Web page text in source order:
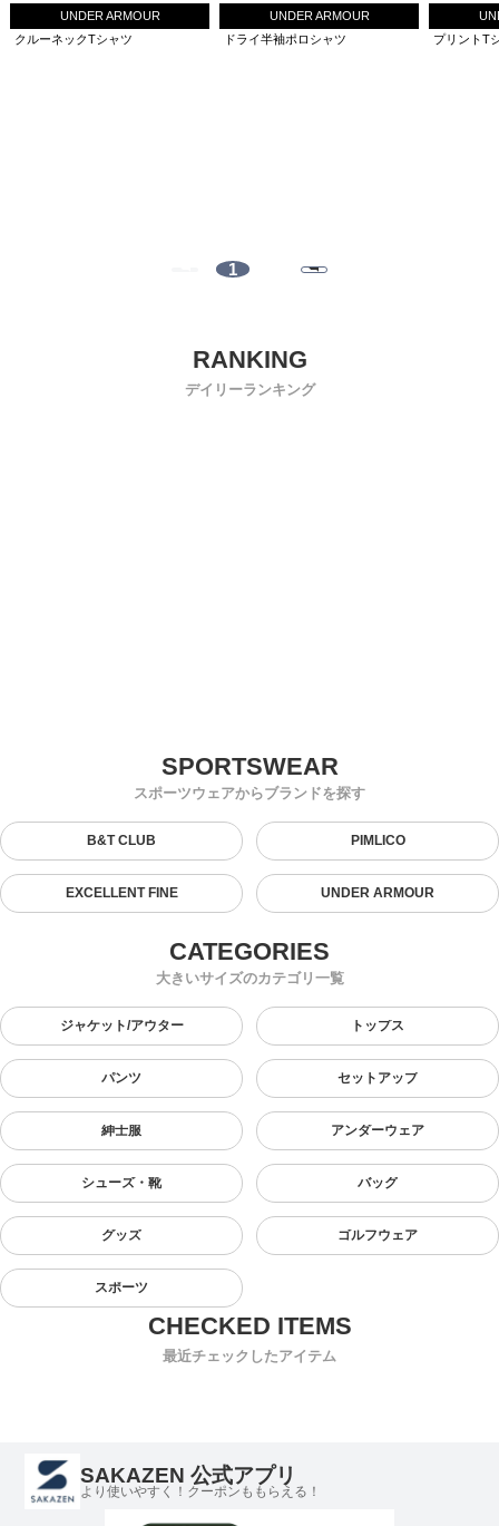
UNDER ARMOUR
クルーネックTシャツ
UNDER ARMOUR
ドライ半袖ポロシャツ
プリントT
1
デイリーランキング
スポーツウェアからブランドを探す
B&T CLUB PIMLICO
EXCELLENT FINE UNDER ARMOUR
大きいサイズのカテゴリ一覧
ジャケット/アウター トップス
パンツ セットアップ
紳士服 アンダーウェア
シューズ・靴 バッグ
グッズ ゴルフウェア
スポーツ
最近チェックしたアイテム
SAKAZEN 公式アプリ
より使いやすく！クーポンももらえる！